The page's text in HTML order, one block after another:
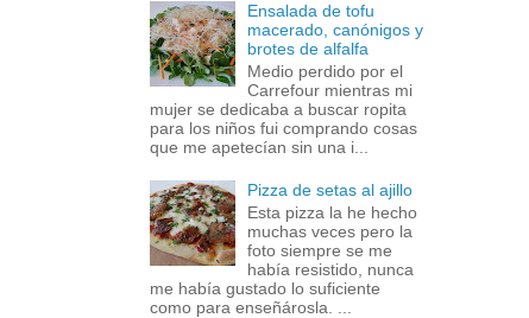
Ensalada de tofu
macerado, canónigos y
brotes de alfalfa
Medio perdido por el
Carrefour mientras mi
mujer se dedicaba a buscar ropita
para los niños fui comprando cosas
que me apetecían sin una i...
Pizza de setas al ajillo
Esta pizza la he hecho
muchas veces pero la
foto siempre se me
había resistido, nunca
me había gustado lo suficiente
como para enseñárosla. ...